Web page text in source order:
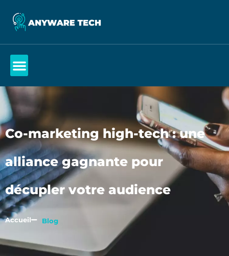
Co-marketing high-tech : une
alliance gagnante pour
décupler votre audience
Accueil Blog